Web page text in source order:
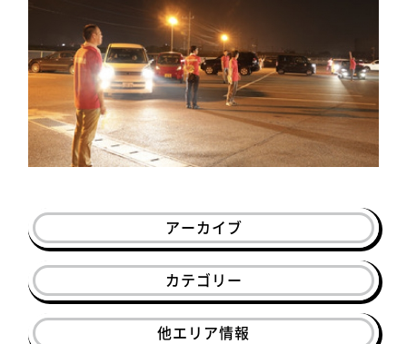
アーカイブ
カテゴリー
他エリア情報